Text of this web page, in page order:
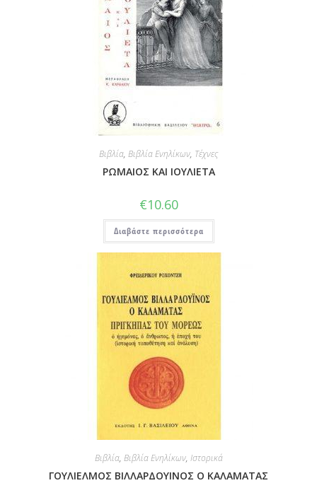
Βιβλία, Βιβλία Ενηλίκων, Τέχνες
ΡΩΜΑΙΟΣ ΚΑΙ ΙΟΥΛΙΕΤΑ
€10.60
Διαβάστε περισσότερα
Βιβλία, Βιβλία Ενηλίκων, Ιστορικά
ΓΟΥΛΙΕΛΜΟΣ ΒΙΛΛΑΡΔΟΥΙΝΟΣ Ο ΚΑΛΑΜΑΤΑΣ